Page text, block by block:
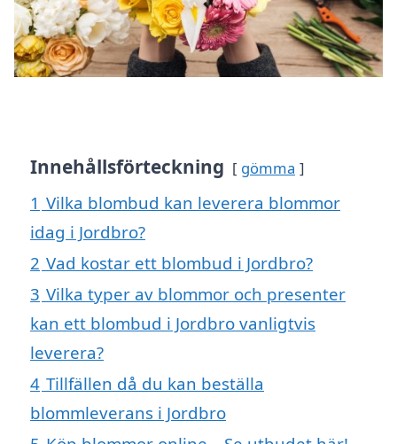
Innehållsförteckning gömma
1 Vilka blombud kan leverera blommor
idag i Jordbro?
2 Vad kostar ett blombud i Jordbro?
3 Vilka typer av blommor och presenter
kan ett blombud i Jordbro vanligtvis
leverera?
4 Tillfällen då du kan beställa
blommleverans i Jordbro